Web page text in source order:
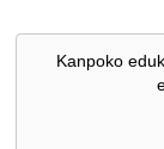
Kanpoko